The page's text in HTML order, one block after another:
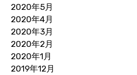
2020年5月
2020年4月
2020年3月
2020年2月
2020年1月
2019年12月